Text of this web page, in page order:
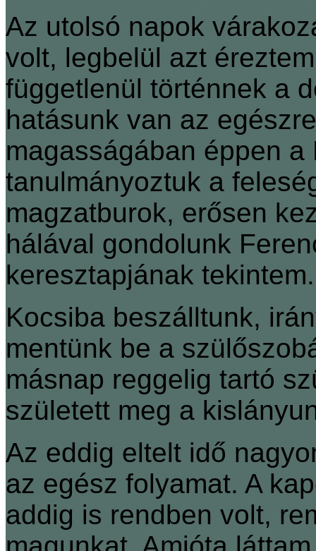
Az utolsó napok
volt, legbelül azt
függetlenül történnek a
hatásunk van az
magasságában éppen
tanulmányoztuk a
magzatburok, erősen
hálával gondolunk
keresztapjának tekintem.
Kocsiba beszálltunk,
mentünk be a
másnap reggelig tartó
született meg a
Az eddig eltelt idő
az egész folyamat. A
addig is rendben volt,